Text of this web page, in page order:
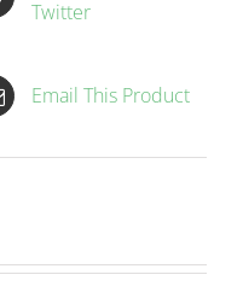
Twitter
Email This Product